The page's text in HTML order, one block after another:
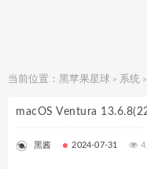
当前位置： 黑苹果星球 > 系统 >
macOS Ventura
黑酱 2024-07-31